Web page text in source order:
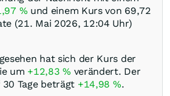
% und einem Kurs von 69,72
(21. Mai 2026, 12:04 Uhr)
hat sich der Kurs der
um +12,83% verändert. Der
30 Tage beträgt +14,98 %.